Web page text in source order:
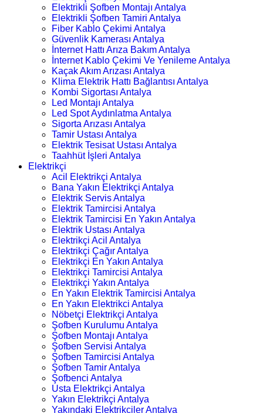
Elektrikli Şofben Montajı Antalya
Elektrikli Şofben Tamiri Antalya
Fiber Kablo Çekimi Antalya
Güvenlik Kamerası Antalya
İnternet Hattı Arıza Bakım Antalya
İnternet Kablo Çekimi Ve Yenileme Antalya
Kaçak Akım Arızası Antalya
Klima Elektrik Hattı Bağlantısı Antalya
Kombi Sigortası Antalya
Led Montajı Antalya
Led Spot Aydınlatma Antalya
Sigorta Arızası Antalya
Tamir Ustası Antalya
Elektrik Tesisat Ustası Antalya
Taahhüt İşleri Antalya
Elektrikçi
Acil Elektrikçi Antalya
Bana Yakın Elektrikçi Antalya
Elektrik Servis Antalya
Elektrik Tamircisi Antalya
Elektrik Tamircisi En Yakın Antalya
Elektrik Ustası Antalya
Elektrikçi Acil Antalya
Elektrikçi Çağır Antalya
Elektrikçi En Yakın Antalya
Elektrikçi Tamircisi Antalya
Elektrikçi Yakın Antalya
En Yakın Elektrik Tamircisi Antalya
En Yakın Elektrikci Antalya
Nöbetçi Elektrikçi Antalya
Şofben Kurulumu Antalya
Şofben Montajı Antalya
Şofben Servisi Antalya
Şofben Tamircisi Antalya
Şofben Tamir Antalya
Şofbenci Antalya
Usta Elektrikçi Antalya
Yakın Elektrikçi Antalya
Yakındaki Elektrikçiler Antalya